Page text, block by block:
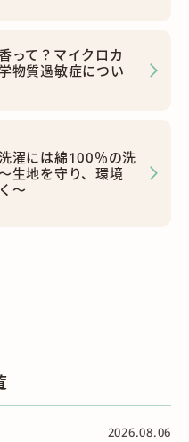
って？マイクロカ
物質過敏症につい
濯には綿100％の洗
生地を守り、環境
～
2026.08.06